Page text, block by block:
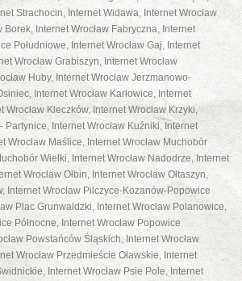
DO POBRANIA
Strachocin, Internet Widawa, Internet Wrocław
Borek, Internet Wrocław Fabryczna, Internet
Południowe, Internet Wrocław Gaj, Internet
Wrocław Grabiszyn, Internet Wrocław
Huby, Internet Wrocław Jerzmanowo-
, Internet Wrocław Karłowice, Internet
Wrocław Kleczków, Internet Wrocław Krzyki,
Partynice, Internet Wrocław Kuźniki, Internet
Wrocław Maślice, Internet Wrocław Muchobór
Wielki, Internet Wrocław Nadodrze, Internet
Wrocław Ołbin, Internet Wrocław Ołtaszyn,
, Internet Wrocław Pilczyce-Kozanów-Popowice
Plac Grunwaldzki, Internet Wrocław Polanowice,
Północne, Internet Wrocław Popowice
Powstańców Śląskich, Internet Wrocław
Wrocław Przedmieście Oławskie, Internet
, Internet Wrocław Psie Pole, Internet